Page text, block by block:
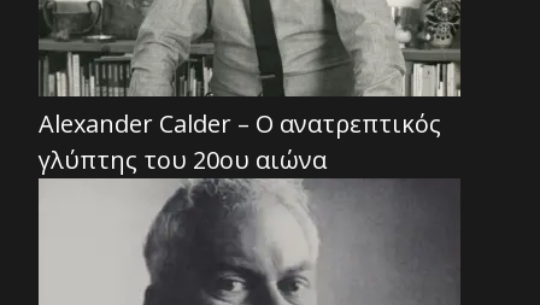
Alexander Calder – Ο ανατρεπτικός
γλύπτης του 20ου αιώνα